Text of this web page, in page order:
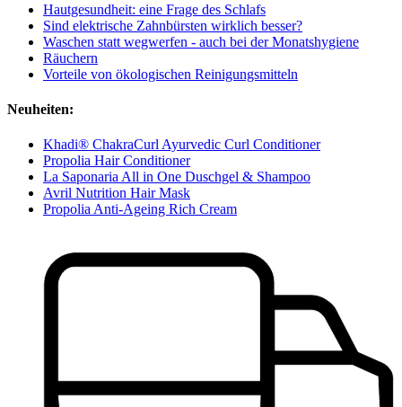
Hautgesundheit: eine Frage des Schlafs
Sind elektrische Zahnbürsten wirklich besser?
Waschen statt wegwerfen - auch bei der Monatshygiene
Räuchern
Vorteile von ökologischen Reinigungsmitteln
Neuheiten:
Khadi® ChakraCurl Ayurvedic Curl Conditioner
Propolia Hair Conditioner
La Saponaria All in One Duschgel & Shampoo
Avril Nutrition Hair Mask
Propolia Anti-Ageing Rich Cream